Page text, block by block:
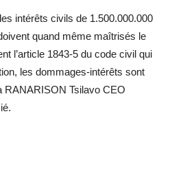
intérêts civils de 1.500.000.000
quand même maîtrisés le
l’article 1843-5 du code civil qui
les dommages-intérêts sont
RANARISON Tsilavo CEO